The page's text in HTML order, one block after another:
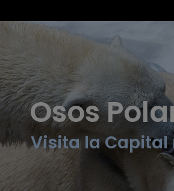
Osos
Visita la Capital